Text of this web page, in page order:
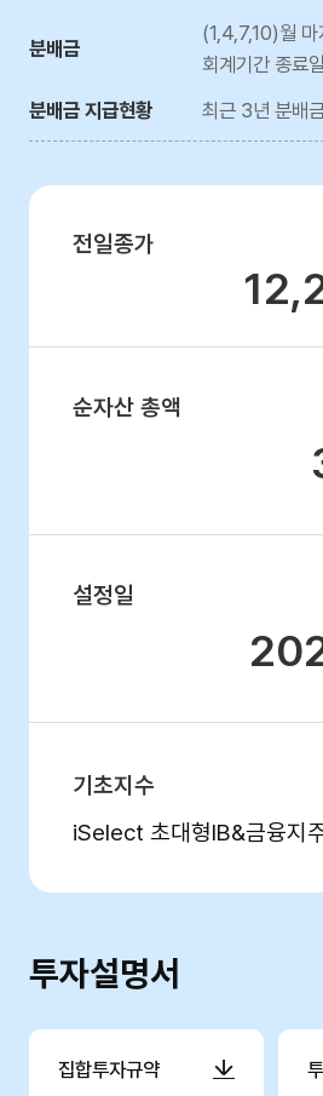
분배금
(1,4,7,10)월 마
회계기간 종료일
분배금 지급현황
최근 3년 분배
전일종가
순자산 총액
설정일
기초지수
iSelect 초대형IB&금융지
투자설명서
집합투자규약